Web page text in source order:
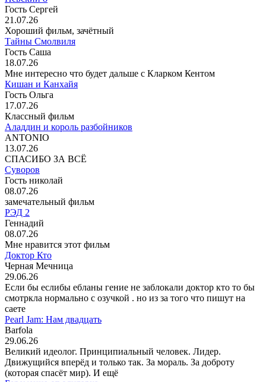
Гость Сергей
21.07.26
Хороший фильм, зачётный
Тайны Смолвиля
Гость Саша
18.07.26
Мне интересно что будет дальше с Кларком Кентом
Кишан и Канхайя
Гость Ольга
17.07.26
Классный фильм
Аладдин и король разбойников
ANTONIO
13.07.26
СПАСИБО ЗА ВСЁ
Суворов
Гость николай
08.07.26
замечательный фильм
РЭД 2
Геннадий
08.07.26
Мне нравится этот фильм
Доктор Кто
Черная Мечница
29.06.26
Если бы еслибы ебланы гение не заблокали доктор кто то бы
смотркла нормально с озучкой . но из за того что пишут на
саете
Pearl Jam: Нам двадцать
Barfola
29.06.26
Великий идеолог. Принципиальный человек. Лидер.
Движущийся вперёд и только так. За мораль. За доброту
(которая спасёт мир). И ещё